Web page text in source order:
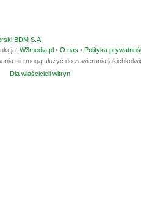
BDM S.A.
W3media.pl • O nas • Polityka
nie mogą służyć do zawierania
Dla właścicieli witryn